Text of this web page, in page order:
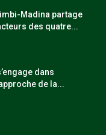
Madina partage
des quatre...
dans
de la...